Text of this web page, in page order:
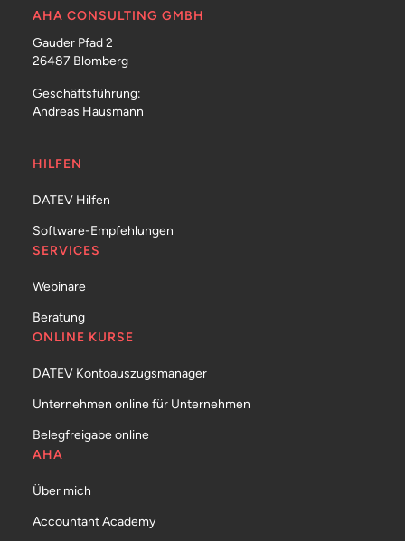
AHA CONSULTING GMBH
Gauder Pfad 2
26487 Blomberg
Geschäftsführung:
Andreas Hausmann
HILFEN
DATEV Hilfen
Software-Empfehlungen
SERVICES
Webinare
Beratung
ONLINE KURSE
DATEV Kontoauszugsmanager
Unternehmen online für Unternehmen
Belegfreigabe online
AHA
Über mich
Accountant Academy